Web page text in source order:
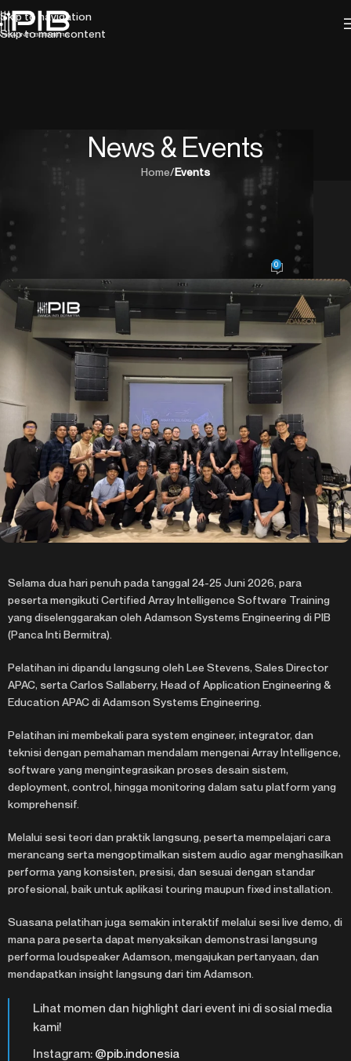
Skip to navigation
Skip to main content
News & Events
Home/Events
Adamson 2-Day Certified Array
Intelligence Software Training
0
Selama dua hari penuh pada tanggal 24-25 Juni 2026, para
peserta mengikuti Certified Array Intelligence Software Training
yang diselenggarakan oleh Adamson Systems Engineering di PIB
(Panca Inti Bermitra).
Pelatihan ini dipandu langsung oleh Lee Stevens, Sales Director
APAC, serta Carlos Sallaberry, Head of Application Engineering &
Education APAC di Adamson Systems Engineering.
Pelatihan ini membekali para system engineer, integrator, dan
teknisi dengan pemahaman mendalam mengenai Array Intelligence,
software yang mengintegrasikan proses desain sistem,
deployment, control, hingga monitoring dalam satu platform yang
komprehensif.
Melalui sesi teori dan praktik langsung, peserta mempelajari cara
merancang serta mengoptimalkan sistem audio agar menghasilkan
performa yang konsisten, presisi, dan sesuai dengan standar
profesional, baik untuk aplikasi touring maupun fixed installation.
Suasana pelatihan juga semakin interaktif melalui sesi live demo, di
mana para peserta dapat menyaksikan demonstrasi langsung
performa loudspeaker Adamson, mengajukan pertanyaan, dan
mendapatkan insight langsung dari tim Adamson.
Lihat momen dan highlight dari event ini di sosial media
kami!
Instagram: @pib.indonesia